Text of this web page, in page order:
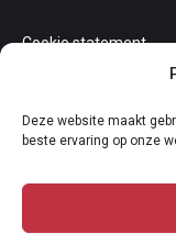
Deze website maakt
beste ervaring op onze
Cookie statement